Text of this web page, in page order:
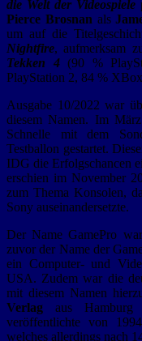
die Welt der Videospiele
Pierce Brosnan als
um auf die
Nightfire, aufmerksam
Tekken 4(90 %
PlayStation 2, 84 %
Ausgabe 10/2022 war
diesem Namen. Im
Schnelle mit dem
Testballon gestartet.
IDG die Erfolgschancen
erschien im November
zum Thema Konsolen,
Sony auseinandersetzte.
Der Name GamePro
zuvor der Name der
ein Computer- und
USA. Zudem war die
mit diesem Namen
Verlag aus
veröffentlichte von
welches allerdings nach